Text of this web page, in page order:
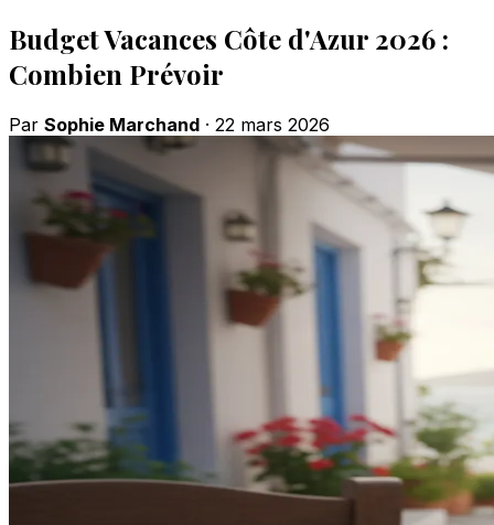
Budget Vacances Côte d'Azur 2026 :
Combien Prévoir
Par Sophie Marchand · 22 mars 2026